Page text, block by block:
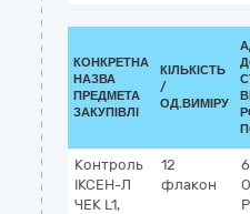
КОНКРЕТНА
НАЗВА
ПРЕДМЕТА
ЗАКУПІВЛІ
КІЛЬКІСТЬ
/
ОД.ВИМІРУ
Контроль
ІКСЕН-Л
ЧЕК L1,
12
флакон